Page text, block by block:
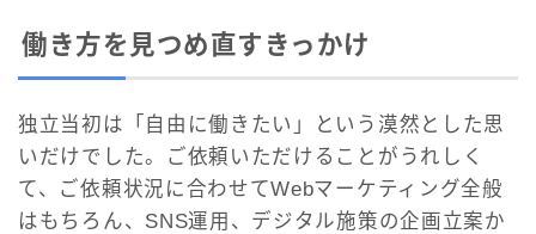
働き方を見つめ直すきっかけ
独立当初は「自由に働きたい」という漠然とした思
いだけでした。ご依頼いただけることがうれしく
て、ご依頼状況に合わせてWebマーケティング全般
はもちろん、SNS運用、デジタル施策の企画立案か